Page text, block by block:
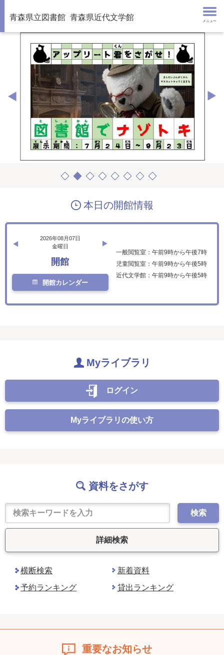
青森県立図書館 青森県近代文学館 メニュー
本日の開館情報
2026年08月07日
金曜日
開館
開館カレンダー
一般閲覧室：午前9時から午後7時
児童閲覧室：午前9時から午後5時
近代文学館：午前9時から午後5時
Myライブラリ
ログイン
Myライブラリの使い方
資料をさがす
検索
詳細検索
横断検索
新着資料
予約ランキング
貸出ランキング
重要なお知らせ